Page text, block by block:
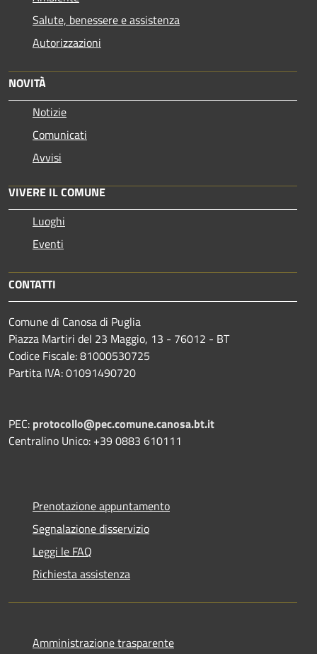
Salute, benessere e assistenza
Autorizzazioni
NOVITÀ
Notizie
Comunicati
Avvisi
VIVERE IL COMUNE
Luoghi
Eventi
CONTATTI
Comune di Canosa di Puglia
Piazza Martiri del 23 Maggio, 13 - 76012 - BT
Codice Fiscale: 81000530725
Partita IVA: 01091490720
PEC: protocollo@pec.comune.canosa.bt.it
Centralino Unico: +39 0883 610111
Prenotazione appuntamento
Segnalazione disservizio
Leggi le FAQ
Richiesta assistenza
Amministrazione trasparente